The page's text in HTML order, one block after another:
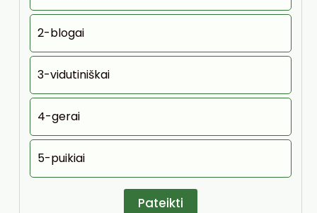
2-blogai
3-vidutiniškai
4-gerai
5-puikiai